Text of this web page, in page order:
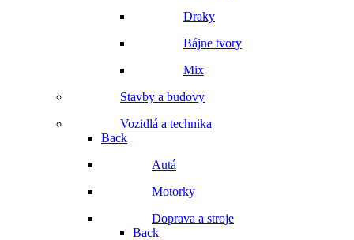
Draky
Bájne tvory
Mix
Stavby a budovy
Vozidlá a technika
Back
Autá
Motorky
Doprava a stroje
Back